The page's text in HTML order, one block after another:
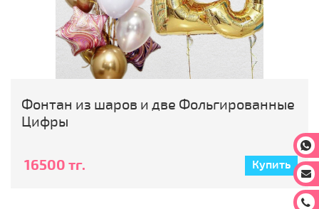
Фонтан из шаров и две Фольгированные
Цифры
16500 тг. Купить